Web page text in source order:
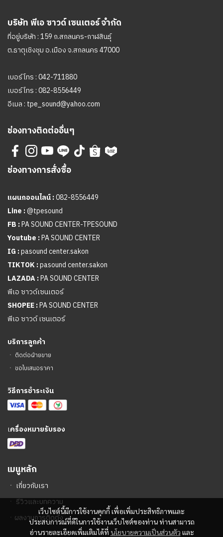
เว็บไซต์นี้มีการใช้งานคุกกี้ เพื่อเพิ่มประสิทธิภาพและ
ประสบการณ์ที่ดีในการใช้งานเว็บไซต์ของท่าน ท่านสามารถ
อ่านรายละเอียดเพิ่มเติมได้ที่ นโยบายความเป็นส่วนตัว และ
บริษัท พีเอ ซาวด์ เซนเตอร์ จำกัด
ที่อยู่บริษัท : 159 ถ.สกลนคร-กาฬสินธุ์
ต.ธาตุเชิงชุม อ.เมือง จ.สกลนคร 47000
เบอร์โทร :042-711880
เบอร์โทร :082-8556449
อีเมล : tpe_sound@yahoo.com
ช่องทางติดต่ออื่นๆ
ช่องทางการสั่งซื้อ
แผนกออนไลน์ :082-8556449
Line :@tpesound
FB :PA SOUND CENTER-TPESOUND
Youtube :PA SOUND CENTER
IG :pasound center.sakon
TIKTOK :pasound center.sakon
LAZADA :PA SOUND CENTER
พีเอ ซาวด์เซนเตอร์
SHOPEE :PA SOUND CENTER
พีเอ ซาวด์ เซนเตอร์
บริการลูกค้า
ㆍ ติดต่อฝ่ายขาย
ㆍ ขอใบเสนอราคา
วิธีการชำระเงิน
เครื่องหมายรับรอง
เมนูหลัก
ㆍ เกี่ยวกับเรา
ㆍรีวิวและบทความ
ㆍ ผลงานการติดตั้ง